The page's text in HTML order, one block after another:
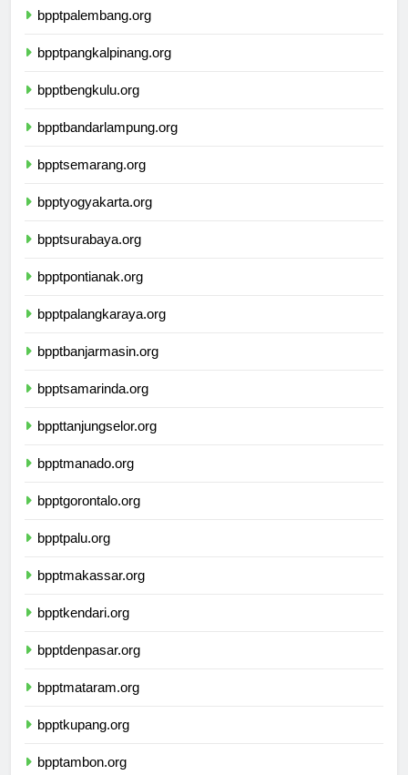
bpptpalembang.org
bpptpangkalpinang.org
bpptbengkulu.org
bpptbandarlampung.org
bpptsemarang.org
bpptyogyakarta.org
bpptsurabaya.org
bpptpontianak.org
bpptpalangkaraya.org
bpptbanjarmasin.org
bpptsamarinda.org
bppttanjungselor.org
bpptmanado.org
bpptgorontalo.org
bpptpalu.org
bpptmakassar.org
bpptkendari.org
bpptdenpasar.org
bpptmataram.org
bpptkupang.org
bpptambon.org